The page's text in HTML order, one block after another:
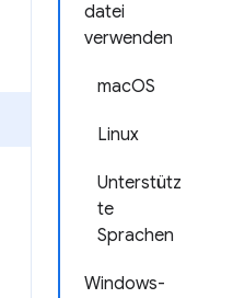
datei
verwenden
macOS
Linux
Unterstütz
te
Sprachen
Windows-